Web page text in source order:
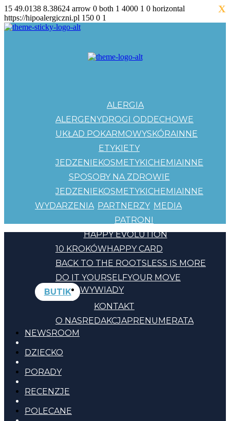
15 49.0138 8.38624 arrow 0 both 1 4000 1 0 horizontal
https://hipoalergiczni.pl 150 0 1
ALERGIA
ALERGENYDROGI ODDECHOWE
UKŁAD POKARMOWYSKÓRAINNE
ETYKIETY
JEDZENIEKOSMETYKICHEMIAINNE
SPOSOBY NA ZDROWIE
JEDZENIEKOSMETYKICHEMIAINNE
WYDARZENIA PARTNERZY
PATRONI
MEDIA
HAPPY EVOLUTION
10 KROKÓWHAPPY CARD
BACK TO THE ROOTSLESS IS MORE
DO IT YOURSELFYOUR MOVE
BUTIK
KONTAKT
O NASREDAKCJAPRENUMERATA
WYWIADY
NEWSROOM
DZIECKO
PORADY
RECENZJE
POLECANE
X